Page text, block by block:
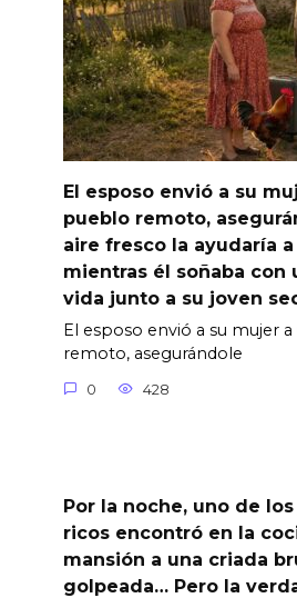
El esposo envió a su
pueblo remoto,
aire fresco la ayudaría
mientras él soñaba con
vida junto a su joven
El esposo envió a su mujer
remoto, asegurándole
0 428
Por la noche, uno de
ricos encontró en la
mansión a una criada
golpeada… Pero la